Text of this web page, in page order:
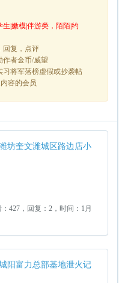
|嫩模|伴游类，陌陌|约
回复，点评
作者金币/威望
将军落榜虚假或抄袭帖
容的会员
坊奎文潍城区路边店小
：427，回复：2，时间：1月
阳富力总部基地泄火记